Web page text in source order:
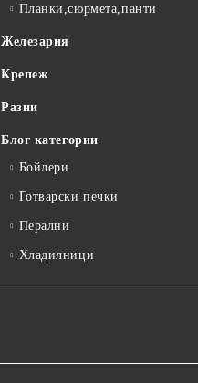
Планки,сюрмета,панти
Железария
Крепеж
Разни
Блог категории
Бойлери
Готварски печки
Перални
Хладилници